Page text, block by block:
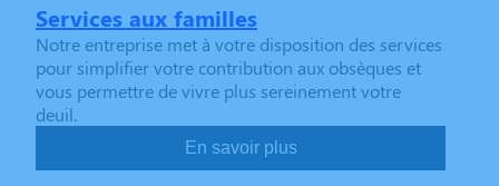
Services aux familles
Notre entreprise met à votre disposition des services
pour simplifier votre contribution aux obsèques et
vous permettre de vivre plus sereinement votre
deuil.
En savoir plus